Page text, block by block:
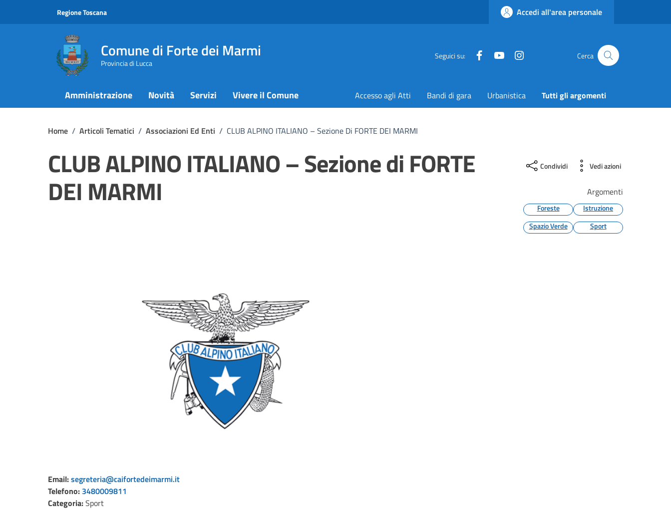
Regione Toscana Accedi all'area personale
Comune di Forte dei Marmi
Provincia di Lucca
Seguici su: FacebookYouTube Cerca
Amministrazione Novità Servizi Vivere il Comune Accesso agli Atti Bandi di gara Urbanistica Tutti gli argomenti
Home / Articoli Tematici / Associazioni Ed Enti / CLUB ALPINO ITALIANO – Sezione Di FORTE DEI MARMI
CLUB ALPINO ITALIANO – Sezione di FORTE
DEI MARMI
Condividi Vedi azioni
Argomenti
Foreste
Istruzione
Spazio Verde
Sport
Email:segreteria@caifortedeimarmi.it
Telefono: 3480009811
Categoria:Sport